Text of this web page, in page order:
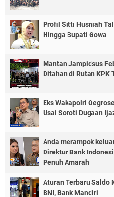
Profil Sitti Husniah
Hingga Bupati Gowa
Mantan Jampidsus
Ditahan di Rutan KPK
Eks Wakapolri
Usai Soroti Dugaan
Anda merampok
Direktur Bank
Penuh Amarah
Aturan Terbaru Saldo
BNI, Bank Mandiri